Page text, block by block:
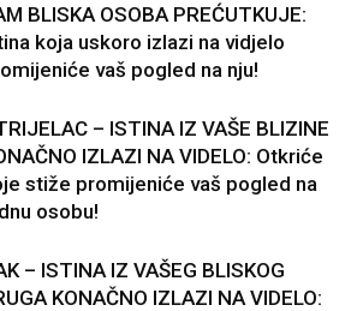
BLISKA OSOBA PREĆUTKUJE:
koja uskoro izlazi na vidjelo
vaš pogled na nju!
– ISTINA IZ VAŠE BLIZINE
IZLAZI NA VIDELO: Otkriće
stiže promijeniće vaš pogled na
osobu!
– ISTINA IZ VAŠEG BLISKOG
KONAČNO IZLAZI NA VIDELO: